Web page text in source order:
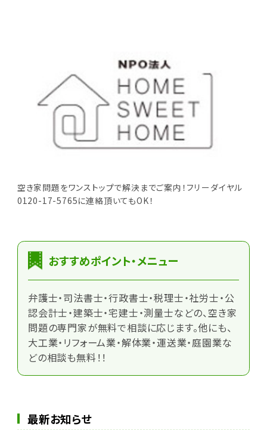
空き家問題をワンストップで解決までご案内！フリーダイヤル
0120-17-5765に連絡頂いてもOK！
おすすめポイント・メニュー
弁護士・司法書士・行政書士・税理士・社労士・公
認会計士・建築士・宅建士・測量士などの、空き家
問題の専門家が無料で相談に応じます。他にも、
大工業・リフォーム業・解体業・運送業・庭園業な
どの相談も無料！！
最新お知らせ